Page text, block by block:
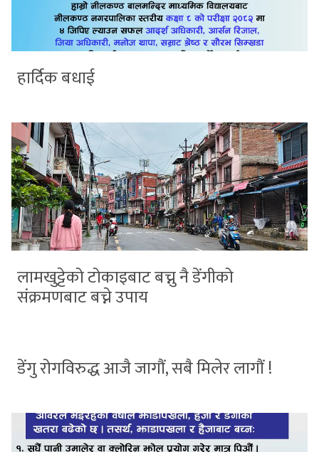
हार्दिक बधाई
लामखुट्टेको टोकाइबाट बच्नु नै डेंगीको
संक्रमणबाट बच्ने उपाय
डेंगु रोगविरुद्ध आजै जागौं, सबै मिलेर लागौं !